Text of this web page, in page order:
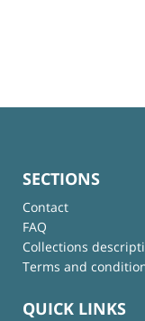
SECTIONS
Contact
FAQ
Collections
Terms and
QUICK LINKS